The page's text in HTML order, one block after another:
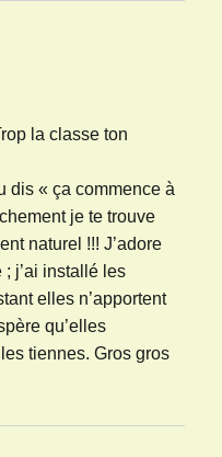
la classe ton
dis « ça commence à
je te trouve
naturel !!! J’adore
j’ai installé les
elles n’apportent
qu’elles
tiennes. Gros gros